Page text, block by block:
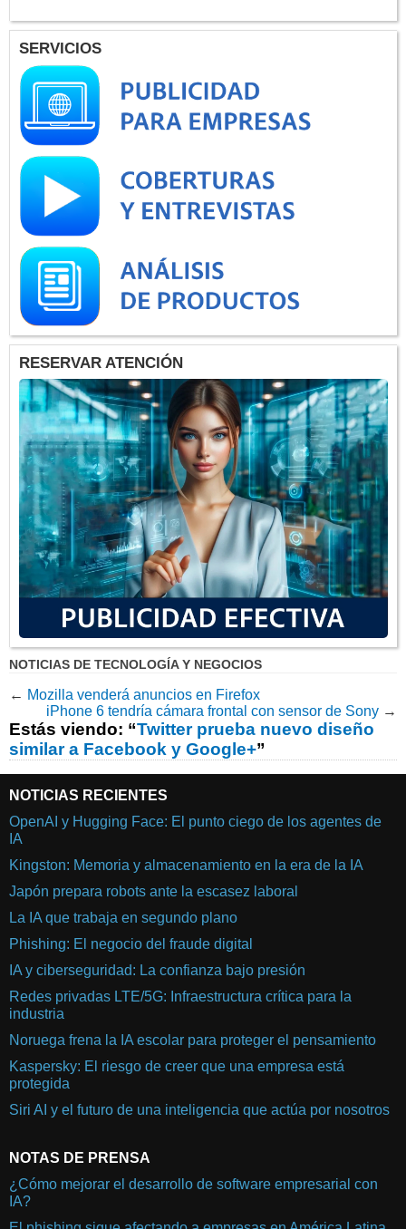
SERVICIOS
RESERVAR ATENCIÓN
NOTICIAS DE TECNOLOGÍA Y NEGOCIOS
← Mozilla venderá anuncios en Firefox
iPhone 6 tendría cámara frontal con sensor de Sony →
Estás viendo: “Twitter prueba nuevo diseño
similar a Facebook y Google+”
NOTICIAS RECIENTES
OpenAI y Hugging Face: El punto ciego de los agentes de
IA
Kingston: Memoria y almacenamiento en la era de la IA
Japón prepara robots ante la escasez laboral
La IA que trabaja en segundo plano
Phishing: El negocio del fraude digital
IA y ciberseguridad: La confianza bajo presión
Redes privadas LTE/5G: Infraestructura crítica para la
industria
Noruega frena la IA escolar para proteger el pensamiento
Kaspersky: El riesgo de creer que una empresa está
protegida
Siri AI y el futuro de una inteligencia que actúa por nosotros
NOTAS DE PRENSA
¿Cómo mejorar el desarrollo de software empresarial con
IA?